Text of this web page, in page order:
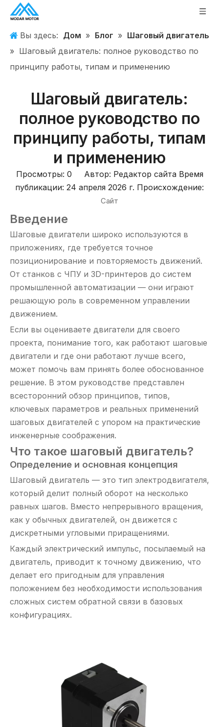
Вы здесь: Дом » Блог » Шаговый двигатель
» Шаговый двигатель: полное руководство по
принципу работы, типам и применению
Шаговый двигатель:
полное руководство по
принципу работы, типам
и применению
Просмотры: 0 Автор: Редактор сайта Время
публикации: 24 апреля 2026 г. Происхождение:
Сайт
Введение
Шаговые двигатели широко используются в
приложениях, где требуется точное
позиционирование и повторяемость движений.
От станков с ЧПУ и 3D-принтеров до систем
промышленной автоматизации — они играют
решающую роль в современном управлении
движением.
Если вы оцениваете двигатели для своего
проекта, понимание того, как работают шаговые
двигатели и где они работают лучше всего,
может помочь вам принять более обоснованное
решение. В этом руководстве представлен
всесторонний обзор принципов, типов,
ключевых параметров и реальных применений
шаговых двигателей с упором на практические
инженерные соображения.
Что такое шаговый двигатель?
Определение и основная концепция
Шаговый двигатель — это тип электродвигателя,
который делит полный оборот на несколько
равных шагов. Вместо непрерывного вращения,
как у обычных двигателей, он движется с
дискретными угловыми приращениями.
Каждый электрический импульс, посылаемый на
двигатель, приводит к точному движению, что
делает его пригодным для управления
положением без необходимости использования
сложных систем обратной связи в базовых
конфигурациях.